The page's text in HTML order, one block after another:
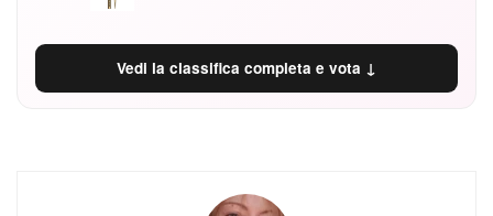
Vedi la classifica completa e vota ↓